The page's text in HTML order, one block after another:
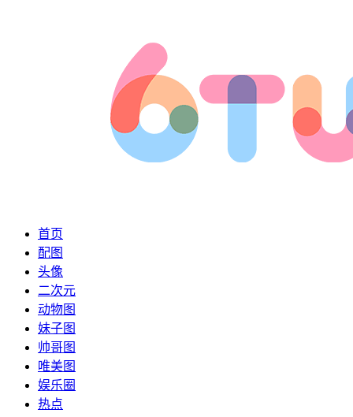
首页
配图
头像
二次元
动物图
妹子图
帅哥图
唯美图
娱乐圈
热点